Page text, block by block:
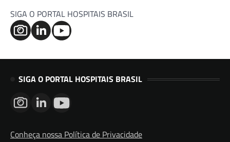
SIGA O PORTAL HOSPITAIS BRASIL
SIGA O PORTAL HOSPITAIS BRASIL
Conheça nossa Política de Privacidade